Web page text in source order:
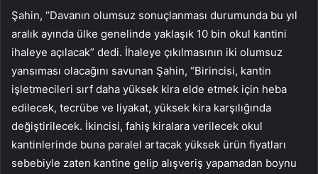
Şahin, “Davanın olumsuz sonuçlanması durumunda bu yıl
aralık ayında ülke genelinde yaklaşık 10 bin okul kantini
ihaleye açılacak” dedi. İhaleye çıkılmasının iki olumsuz
yansıması olacağını savunan Şahin, “Birincisi, kantin
işletmecileri sırf daha yüksek kira elde etmek için heba
edilecek, tecrübe ve liyakat, yüksek kira karşılığında
değiştirilecek. İkincisi, fahiş kiralara verilecek okul
kantinlerinde buna paralel artacak yüksek ürün fiyatları
sebebiyle zaten kantine gelip alışveriş yapamadan boynu